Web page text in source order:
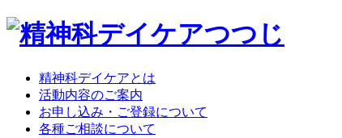
精神科デイケアとは
活動内容のご案内
お申し込み・ご登録について
各種ご相談について